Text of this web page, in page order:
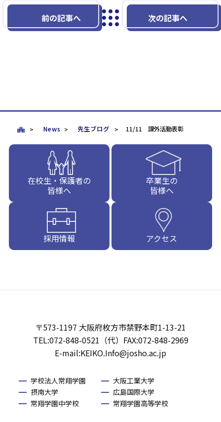
前の記事へ 次の記事へ
News 先生ブログ 11/11 課外活動表彰
在校生・保護者の
皆様へ
卒業生の
皆様へ
採用情報 アクセス
〒573-1197 大阪府枚方市禁野本町1-13-21
TEL:072-848-0521（代）FAX:072-848-2969
E-mail:KEIKO.Info@josho.ac.jp
学校法人常翔学園
大阪工業大学
摂南大学
広島国際大学
常翔学園中学校
常翔学園高等学校